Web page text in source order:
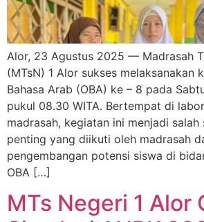
Alor, 23 Agustus 2025 — Madrasah
(MTsN) 1 Alor sukses melaksanakan
Bahasa Arab (OBA) ke – 8 pada
pukul 08.30 WITA. Bertempat di
madrasah, kegiatan ini menjadi salah
penting yang diikuti oleh madrasah
pengembangan potensi siswa di
OBA […]
MTs Negeri 1 Alor